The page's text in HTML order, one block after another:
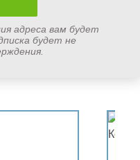
адреса вам будет
будет не